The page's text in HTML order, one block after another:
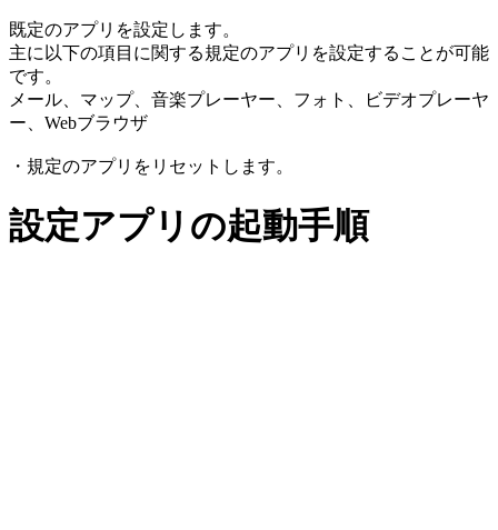
既定のアプリを設定します。
主に以下の項目に関する規定のアプリを設定することが可能
です。
メール、マップ、音楽プレーヤー、フォト、ビデオプレーヤ
ー、Webブラウザ
・規定のアプリをリセットします。
設定アプリの起動手順